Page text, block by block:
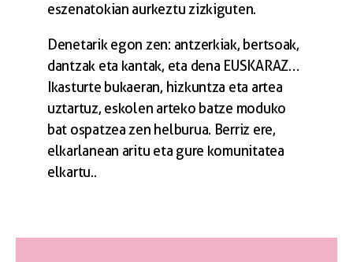
eszenatokian aurkeztu zizkiguten.
Denetarik egon zen: antzerkiak, bertsoak,
dantzak eta kantak, eta dena EUSKARAZ…
Ikasturte bukaeran, hizkuntza eta artea
uztartuz, eskolen arteko batze moduko
bat ospatzea zen helburua. Berriz ere,
elkarlanean aritu eta gure komunitatea
elkartu..